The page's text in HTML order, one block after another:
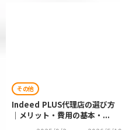
その他
Indeed PLUS代理店の選び方
｜メリット・費用の基本・...